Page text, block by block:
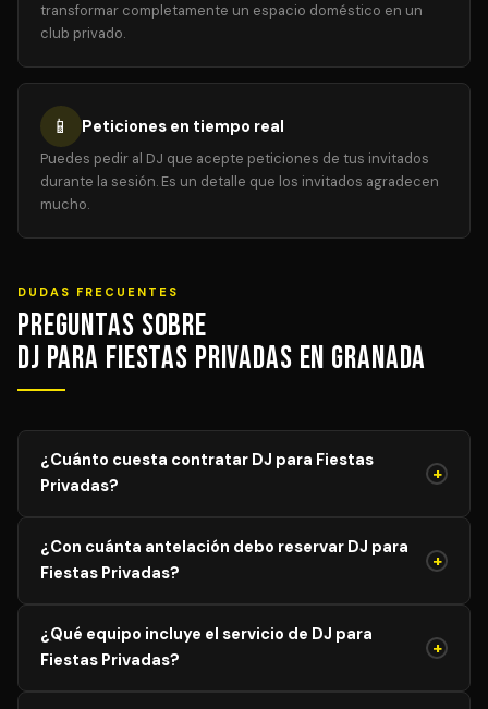
transformar completamente un espacio doméstico en un
club privado.
📱 Peticiones en tiempo real
Puedes pedir al DJ que acepte peticiones de tus invitados
durante la sesión. Es un detalle que los invitados agradecen
mucho.
DUDAS FRECUENTES
Preguntas sobre
DJ para Fiestas Privadas en Granada
¿Cuánto cuesta contratar DJ para Fiestas
Privadas?
+
aforo, duración y equipamiento necesario. Los precios
mostrados son orientativos; solicita tu presupuesto
DJs verificados en menos de 24 horas.
¿Con cuánta antelación debo reservar DJ para
Fiestas Privadas?
+
recomendamos reservar con al menos 4–8 semanas de
antelación para eventos generales. Para bodas y
¿Qué equipo incluye el servicio de DJ para
Fiestas Privadas?
+